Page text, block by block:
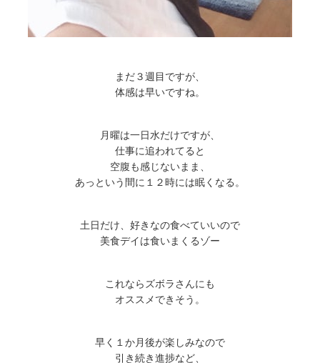
まだ３週目ですが、
体感は早いですね。
月曜は一日水だけですが、
仕事に追われてると
空腹も感じないまま、
あっという間に１２時には眠くなる。
土日だけ、好きなの食べていいので
美食デイは食いまくるゾー
これならズボラさんにも
オススメできそう。
早く１か月後が楽しみなので
引き続き進捗など、